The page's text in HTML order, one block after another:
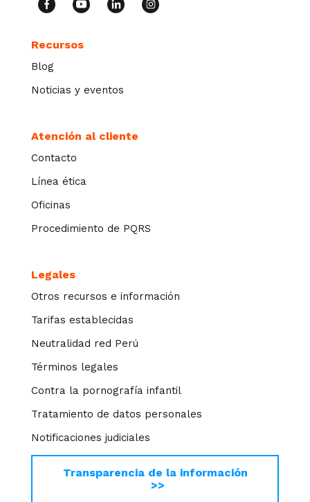
Recursos
Blog
Noticias y eventos
Atención al cliente
Contacto
Línea ética
Oficinas
Procedimiento de PQRS
Legales
Otros recursos e información
Tarifas establecidas
Neutralidad red Perú
Términos legales
Contra la pornografía infantil
Tratamiento de datos personales
Notificaciones judiciales
Transparencia de la información
>>